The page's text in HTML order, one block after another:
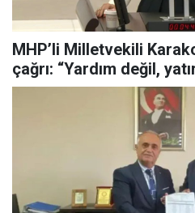
MHP’li Milletvekili
çağrı: “Yardım değil,